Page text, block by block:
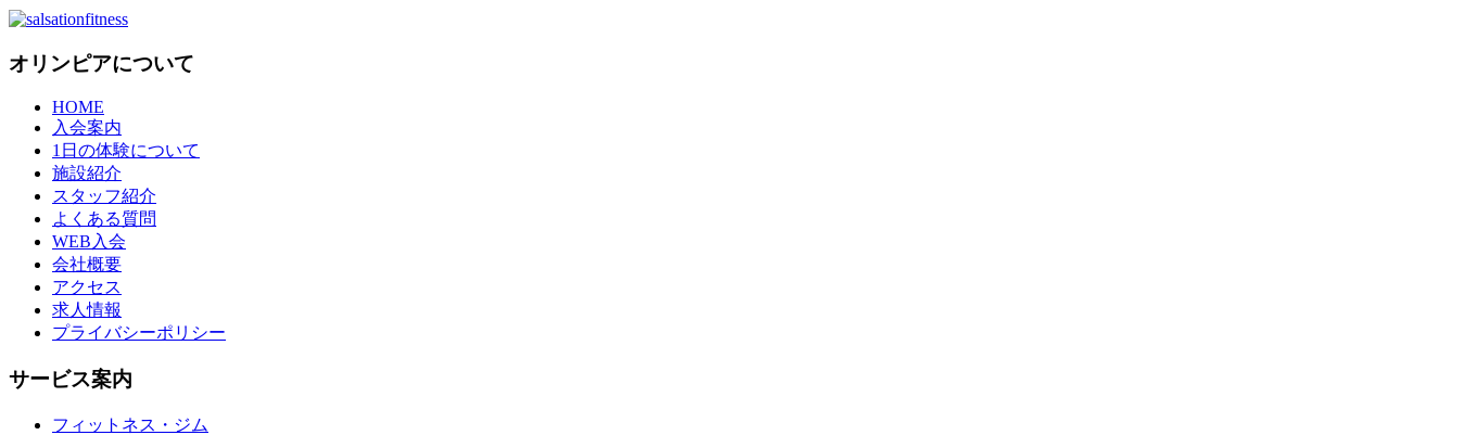
オリンピアについて
HOME
入会案内
1日の体験について
施設紹介
スタッフ紹介
よくある質問
WEB入会
会社概要
アクセス
求人情報
プライバシーポリシー
サービス案内
フィットネス・ジム